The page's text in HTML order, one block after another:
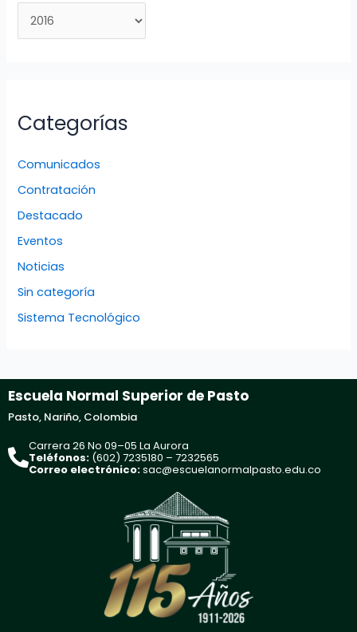
Categorías
Comunicados
Contratación
Destacado
Eventos
Noticias
Sin categoría
Sistema Tecnológico
Escuela Normal Superior de Pasto
Pasto, Nariño, Colombia
Carrera 26 No 09–05 La Aurora
Teléfonos: (602) 7235180 – 7232565
Correo electrónico:sac@escuelanormalpasto.edu.co